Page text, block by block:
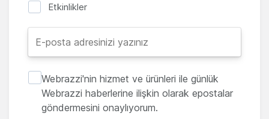
Etkinlikler
Webrazzi'nin hizmet ve ürünleri ile günlük
Webrazzi haberlerine ilişkin olarak epostalar
göndermesini onaylıyorum.